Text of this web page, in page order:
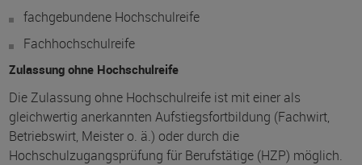
fachgebundene Hochschulreife
Fachhochschulreife
Zulassung ohne Hochschulreife
Die Zulassung ohne Hochschulreife ist mit einer als
gleichwertig anerkannten Aufstiegsfortbildung (Fachwirt,
Betriebswirt, Meister o. ä.) oder durch die
Hochschulzugangsprüfung für Berufstätige (HZP) möglich.